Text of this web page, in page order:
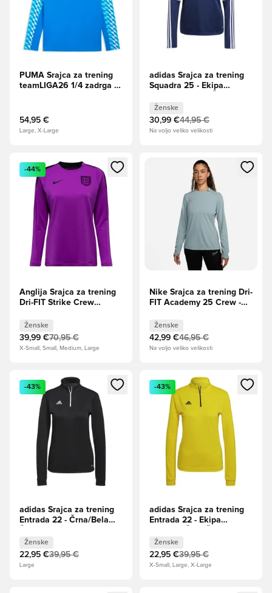
PUMA Srajca za trening
teamLIGA26 1/4 zadrga -
54,95 €
Large, X-Large
adidas Srajca za trening
Squadra 25 - Ekipa
Ženske
30,99 €44,95 €
Na voljo veliko velikosti
Odpre Modal za prijavo ali vpis kot član
-44%
Anglija Srajca za trening
Dri-FIT Strike Crew
Vivo vijolična/Črna
Ženske
Ženske
39,99 €70,95 €
X-Small, Small, Medium, Large
Odpre Modal za prijavo ali
Nike Srajca za trening Dri-
FIT Academy 25 Crew -
roza Ženske
Ženske
42,99 €46,95 €
Na voljo veliko velikosti
Odpre Modal za prijavo ali vpis kot član
-43%
adidas Srajca za trening
Entrada 22 - Črna/Bela
Ženske
22,95 €39,95 €
Large
Odpre Modal za prijavo ali
-43%
adidas Srajca za trening
Entrada 22 - Ekipa
Ženske
22,95 €39,95 €
X-Small, Large, X-Large